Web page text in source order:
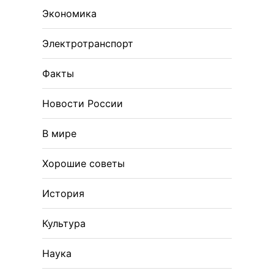
Экономика
Электротранспорт
Факты
Новости России
В мире
Хорошие советы
История
Культура
Наука